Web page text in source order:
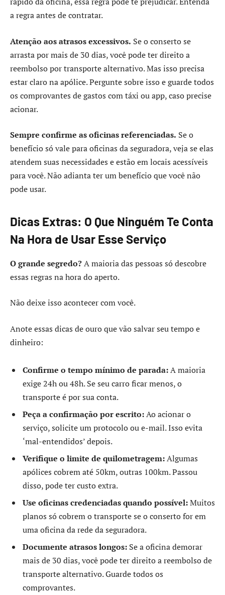
a regra antes de contratar.
Atenção aos atrasos excessivos. Se o conserto se
arrasta por mais de 30 dias, você pode ter direito a
reembolso por transporte alternativo. Mas isso precisa
estar claro na apólice. Pergunte sobre isso e guarde todos
os comprovantes de gastos com táxi ou app, caso precise
acionar.
Sempre confirme as oficinas referenciadas. Se o
benefício só vale para oficinas da seguradora, veja se elas
atendem suas necessidades e estão em locais acessíveis
para você. Não adianta ter um benefício que você não
pode usar.
Dicas Extras: O Que Ninguém Te Conta
Na Hora de Usar Esse Serviço
O grande segredo?A maioria das pessoas só descobre
essas regras na hora do aperto.
Não deixe isso acontecer com você.
Anote essas dicas de ouro que vão salvar seu tempo e
dinheiro:
Confirme o tempo mínimo de parada:A maioria
exige 24h ou 48h. Se seu carro ficar menos, o
transporte é por sua conta.
Peça a confirmação por escrito:Ao acionar o
serviço, solicite um protocolo ou e-mail. Isso evita
‘mal-entendidos’ depois.
Verifique o limite de quilometragem:Algumas
apólices cobrem até 50km, outras 100km. Passou
disso, pode ter custo extra.
Use oficinas credenciadas quando possível:Muitos
planos só cobrem o transporte se o conserto for em
uma oficina da rede da seguradora.
Documente atrasos longos: Se a oficina demorar
mais de 30 dias, você pode ter direito a reembolso de
transporte alternativo. Guarde todos os
comprovantes.